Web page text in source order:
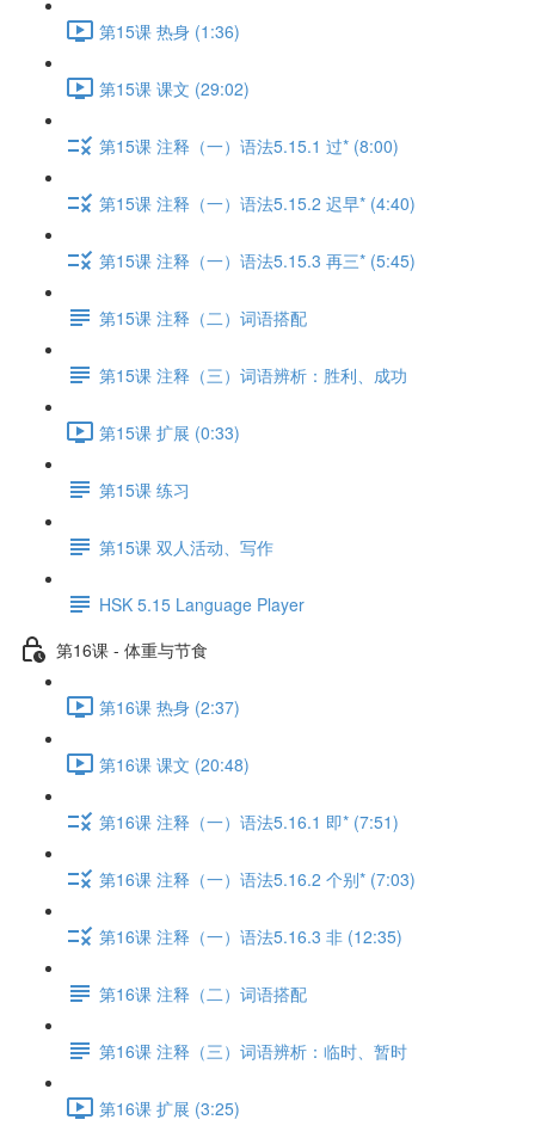
第15课 热身 (1:36)
第15课 课文 (29:02)
第15课 注释（一）语法5.15.1 过* (8:00)
第15课 注释（一）语法5.15.2 迟早* (4:40)
第15课 注释（一）语法5.15.3 再三* (5:45)
第15课 注释（二）词语搭配
第15课 注释（三）词语辨析：胜利、成功
第15课 扩展 (0:33)
第15课 练习
第15课 双人活动、写作
HSK 5.15 Language Player
第16课 - 体重与节食
第16课 热身 (2:37)
第16课 课文 (20:48)
第16课 注释（一）语法5.16.1 即* (7:51)
第16课 注释（一）语法5.16.2 个别* (7:03)
第16课 注释（一）语法5.16.3 非 (12:35)
第16课 注释（二）词语搭配
第16课 注释（三）词语辨析：临时、暂时
第16课 扩展 (3:25)